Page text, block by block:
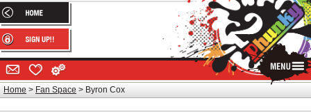
Home Fan Space Byron Cox